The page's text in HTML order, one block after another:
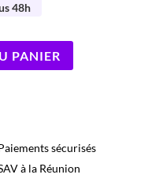
48h
PANIER
sécurisés
à la Réunion